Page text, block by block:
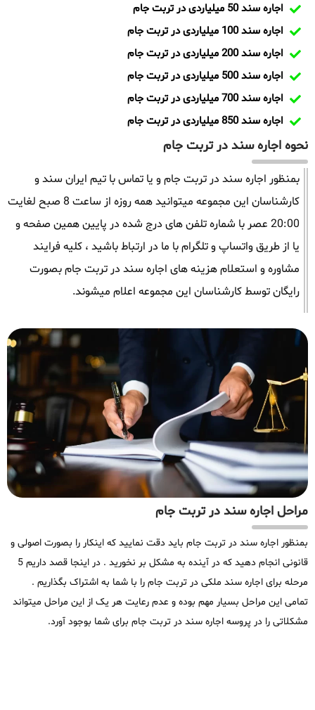
اجاره سند 50 میلیاردی در تربت جام
اجاره سند 100 میلیاردی در تربت جام
اجاره سند 200 میلیاردی در تربت جام
اجاره سند 500 میلیاردی در تربت جام
اجاره سند 700 میلیاردی در تربت جام
اجاره سند 850 میلیاردی در تربت جام
نحوه اجاره سند در تربت جام
بمنظور اجاره سند در تربت جام و یا تماس با تیم ایران سند و
کارشناسان این مجموعه میتوانید همه روزه از ساعت 8 صبح لغایت
20:00 عصر با شماره تلفن های درج شده در پایین همین صفحه و
یا از طریق واتساپ و تلگرام با ما در ارتباط باشید ، کلیه فرایند
مشاوره و استعلام هزینه های اجاره سند در تربت جام بصورت
رایگان توسط کارشناسان این مجموعه اعلام میشوند.
مراحل اجاره سند در تربت جام
بمنظور اجاره سند در تربت جام باید دقت نمایید که اینکار را بصورت اصولی و
قانونی انجام دهید که در آینده به مشکل بر نخورید . در اینجا قصد داریم 5
مرحله برای اجاره سند ملکی در تربت جام را با شما به اشتراک بگذاریم .
تمامی این مراحل بسیار مهم بوده و عدم رعایت هر یک از این مراحل میتواند
مشکلاتی را در پروسه اجاره سند در تربت جام برای شما بوجود آورد.